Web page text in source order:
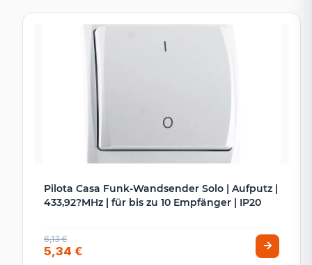
Pilota Casa Funk-Wandsender Solo | Aufputz |
433,92?MHz | für bis zu 10 Empfänger | IP20
6,13 €
5,34 €